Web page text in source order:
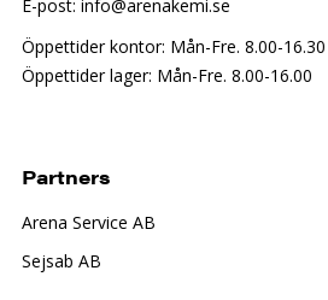
E-post: info@arenakemi.se
Öppettider kontor: Mån-Fre. 8.00-16.30
Öppettider lager: Mån-Fre. 8.00-16.00
Partners
Arena Service AB
Sejsab AB